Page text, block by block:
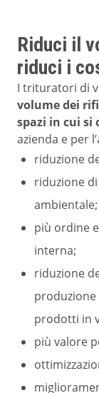
Riduci il
riduci i
I trituratori di
volume dei
spazi in cui si
azienda e per
riduzione
riduzione
ambientale;
più ordine
interna;
riduzione
prodotti in
più valore